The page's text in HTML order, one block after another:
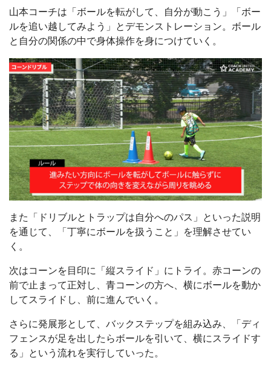
山本コーチは「ボールを転がして、自分が動こう」「ボー
ルを追い越してみよう」とデモンストレーション。ボール
と自分の関係の中で身体操作を身につけていく。
また「ドリブルとトラップは自分へのパス」といった説明
を通じて、「丁寧にボールを扱うこと」を理解させてい
く。
次はコーンを目印に「縦スライド」にトライ。赤コーンの
前で止まって正対し、青コーンの方へ、横にボールを動か
してスライドし、前に進んでいく。
さらに発展形として、バックステップを組み込み、「ディ
フェンスが足を出したらボールを引いて、横にスライドす
る」という流れを実行していった。